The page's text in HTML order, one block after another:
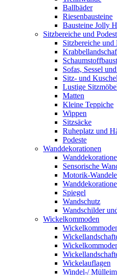
Ballbäder
Riesenbausteine
Bausteine Jolly
Sitzbereiche und
Sitzbereiche und
Sofas, Sessel
Sitz- und
Lustige
Matten
Kleine Teppiche
Wippen
Sitzsäcke
Ruheplatz und
Podeste
Wanddekorationen
Sensorische
Motorik-
Spiegel
Wandschutz
Wandschilder
Wickelkommoden
Wickelauflagen
Windel-/